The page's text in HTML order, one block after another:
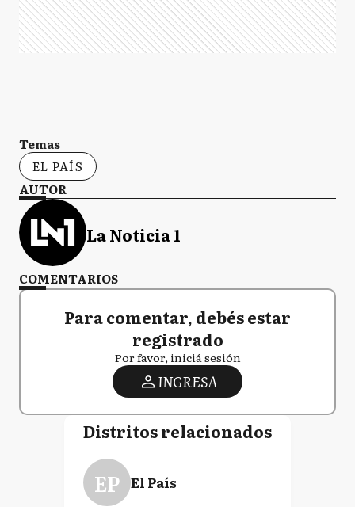
Temas
EL PAÍS
AUTOR
La Noticia 1
COMENTARIOS
Para comentar, debés estar
registrado
Por favor, iniciá sesión
INGRESA
Distritos relacionados
EP El País